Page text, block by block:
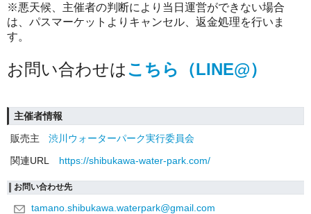
※悪天候、主催者の判断により当日運営ができない場合
は、パスマーケットよりキャンセル、返金処理を行いま
す。
お問い合わせはこちら（LINE@）
主催者情報
販売主
渋川ウォーターパーク実行委員会
関連URL
https://shibukawa-water-park.com/
お問い合わせ先
tamano.shibukawa.waterpark@gmail.com